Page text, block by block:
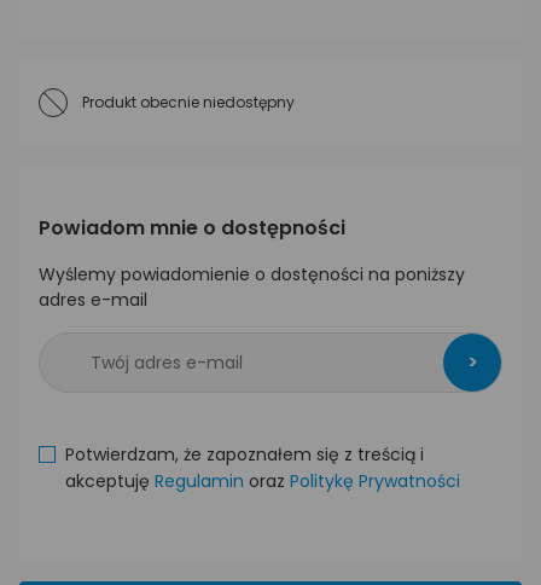
Produkt obecnie niedostępny
Powiadom mnie o dostępności
Wyślemy powiadomienie o dostęności na poniższy
adres e-mail
>
Potwierdzam, że zapoznałem się z treścią i
akceptuję Regulamin oraz Politykę Prywatności